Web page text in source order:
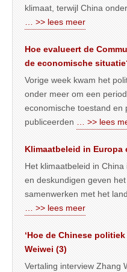
klimaat, terwijl China
… >> lees meer
Hoe evalueert de
de economische
Vorige week kwam het
onder meer om een
economische toestand en
publiceerden
… >> lees
Klimaatbeleid in Europa
Het klimaatbeleid in
en deskundigen geven
samenwerken met het
… >> lees meer
‘Hoe de Chinese
Weiwei (3)
Vertaling interview Zhang